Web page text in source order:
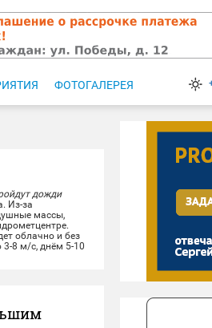
ФОТОГАЛЕРЕЯ
дожди
Из-за
массы,
облачно и без
3-8 м/с, днём 5-10